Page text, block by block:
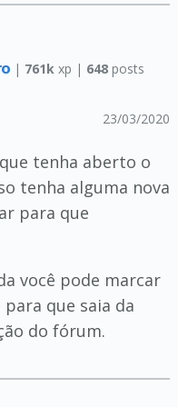
| 761k xp | 648posts
23/03/2020
tenha aberto o
tenha alguma nova
para que
você pode marcar
que saia da
do fórum.